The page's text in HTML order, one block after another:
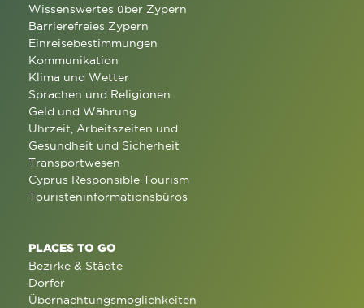
Wissenswertes über Zypern
Barrierefreies Zypern
Einreisebestimmungen
Kommunikation
Klima und Wetter
Sprachen und Religionen
Geld und Währung
Uhrzeit, Arbeitszeiten und
Gesundheit und Sicherheit
Transportwesen
Cyprus Responsible Tourism
Touristeninformationsbüros
PLACES TO GO
Bezirke & Städte
Dörfer
Übernachtungsmöglichkeiten